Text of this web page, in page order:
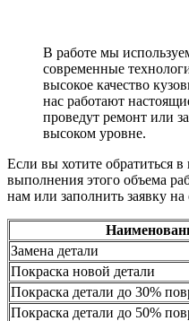
В работе мы
современные
высокое качество
нас работают
проведут ремонт или
высоком уровне.
Если вы хотите обратиться
выполнения этого объема
нам или заполнить заявку
Замена детали
Покраска новой детали
Покраска детали до 30%
Покраска детали до 50%